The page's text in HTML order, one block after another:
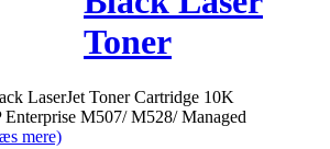
Toner
(CF289X /
89X)
LaserJet Toner Cartridge 10K
M507/ M528/ Managed
mere)